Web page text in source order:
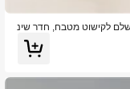
לקישוט מטבח, חדר שינ